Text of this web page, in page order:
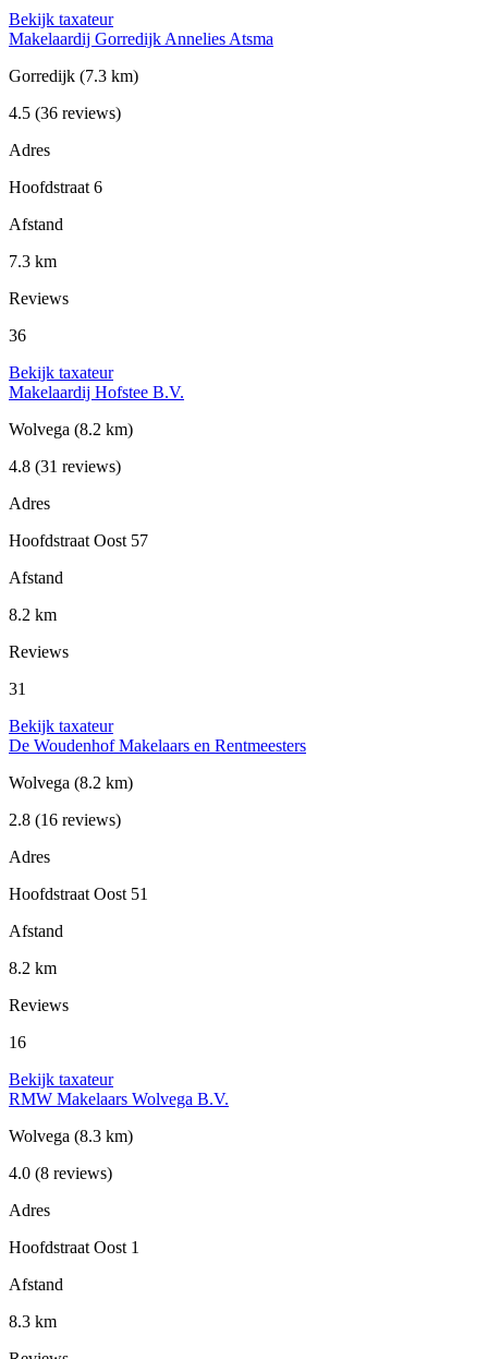
Bekijk taxateur
Makelaardij Gorredijk Annelies Atsma
Gorredijk (7.3 km)
4.5 (36 reviews)
Adres
Hoofdstraat 6
Afstand
7.3 km
Reviews
36
Bekijk taxateur
Makelaardij Hofstee B.V.
Wolvega (8.2 km)
4.8 (31 reviews)
Adres
Hoofdstraat Oost 57
Afstand
8.2 km
Reviews
31
Bekijk taxateur
De Woudenhof Makelaars en Rentmeesters
Wolvega (8.2 km)
2.8 (16 reviews)
Adres
Hoofdstraat Oost 51
Afstand
8.2 km
Reviews
16
Bekijk taxateur
RMW Makelaars Wolvega B.V.
Wolvega (8.3 km)
4.0 (8 reviews)
Adres
Hoofdstraat Oost 1
Afstand
8.3 km